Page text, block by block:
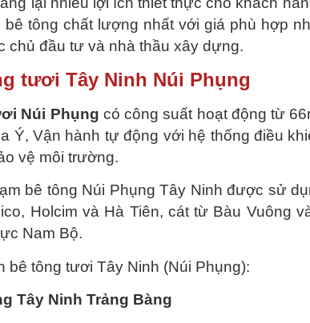
tông chất lượng nhất với giá phù hợp
chủ đầu tư và nhà thầu xây dựng.
tươi Tây Ninh Núi Phụng
Núi Phụng có công suất hoạt động từ
Ý, Vận hành tự động với hệ thống điều
vệ môi trường.
bê tông Núi Phụng Tây Ninh được sử
Holcim và Hà Tiên, cát từ Bàu Vuông
Nam Bộ.
bê tông tươi Tây Ninh (Núi Phụng):
Tây Ninh Trảng Bàng